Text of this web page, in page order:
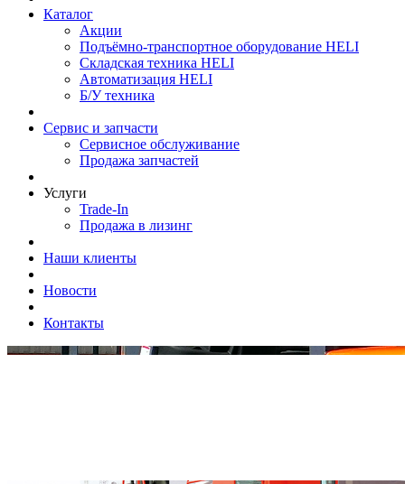
Каталог
Акции
Подъёмно-транспортное оборудование HELI
Складская техника HELI
Автоматизация HELI
Б/У техника
Сервис и запчасти
Сервисное обслуживание
Продажа запчастей
Услуги
Trade-In
Продажа в лизинг
Наши клиенты
Новости
Контакты